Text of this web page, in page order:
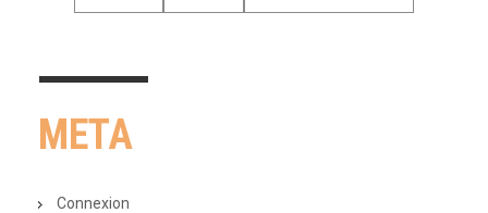
META
Connexion